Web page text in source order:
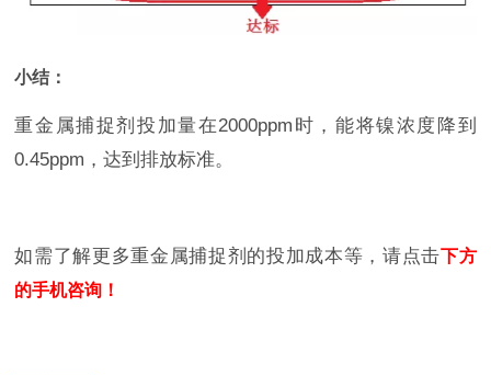
小结：
重金属捕捉剂投加量在2000ppm时，能将镍浓度降到
0.45ppm，达到排放标准。
如需了解更多重金属捕捉剂的投加成本等，请点击下方
的手机咨询！